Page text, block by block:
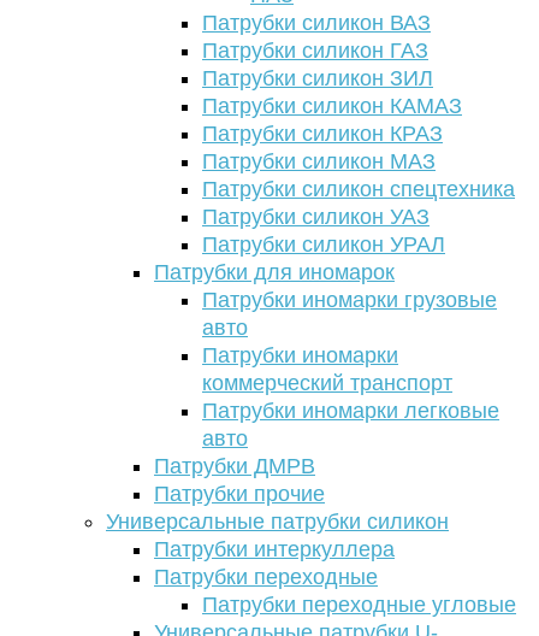
Патрубки силикон ВАЗ
Патрубки силикон ГАЗ
Патрубки силикон ЗИЛ
Патрубки силикон КАМАЗ
Патрубки силикон КРАЗ
Патрубки силикон МАЗ
Патрубки силикон спецтехника
Патрубки силикон УАЗ
Патрубки силикон УРАЛ
Патрубки для иномарок
Патрубки иномарки грузовые
авто
Патрубки иномарки
коммерческий транспорт
Патрубки иномарки легковые
авто
Патрубки ДМРВ
Патрубки прочие
Универсальные патрубки силикон
Патрубки интеркуллера
Патрубки переходные
Патрубки переходные угловые